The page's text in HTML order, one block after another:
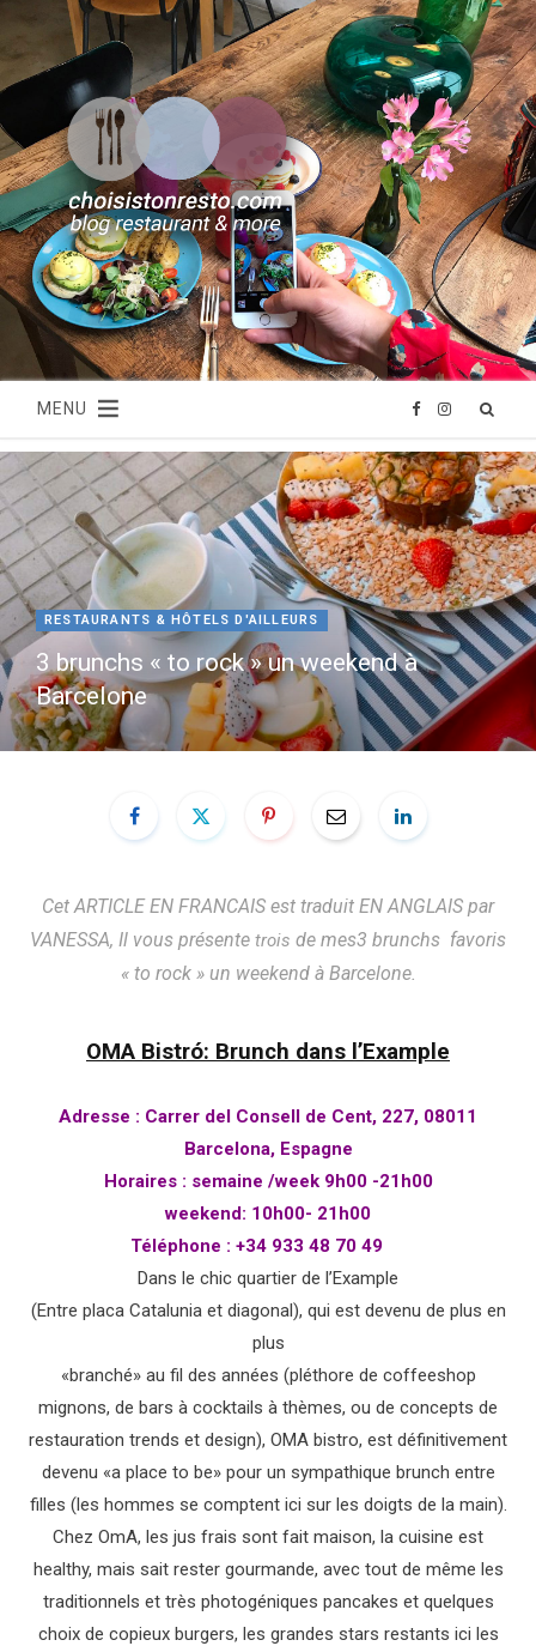
F
a
c
e
b
o
o
I
n
s
t
a
g
r
MENU
RESTAURANTS & HÔTELS D'AILLEURS
3 brunchs « to rock » un weekend à
Barcelone
Cet ARTICLE EN FRANCAIS est traduit EN ANGLAIS par
VANESSA, Il vous présente trois de mes3 brunchs favoris
« to rock » un weekend à Barcelone.
OMA Bistró: Brunch dans l’Example
Adresse : Carrer del Consell de Cent, 227, 08011
Barcelona, Espagne
Horaires: semaine /week 9h00 -21h00
weekend: 10h00- 21h00
Téléphone : +34 933 48 70 49
Dans le chic quartier de l’Example
(Entre placa Catalunia et diagonal), qui est devenu de plus en
plus
«branché» au fil des années (pléthore de coffeeshop
mignons, de bars à cocktails à thèmes, ou de concepts de
restauration trends et design), OMA bistro, est définitivement
devenu «a place to be» pour un sympathique brunch entre
filles (les hommes se comptent ici sur les doigts de la main).
Chez OmA, les jus frais sont fait maison, la cuisine est
healthy, mais sait rester gourmande, avec tout de même les
traditionnels et très photogéniques pancakes et quelques
choix de copieux burgers, les grandes stars restants ici les